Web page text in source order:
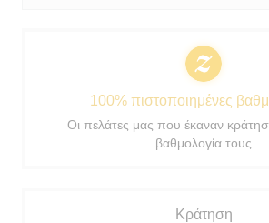
100% πιστοποιημένες
Οι πελάτες μας που έκαναν
βαθμολογία τους
Κράτηση